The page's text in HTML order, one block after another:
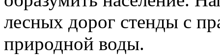
лесных дорог стенды с
природной воды.